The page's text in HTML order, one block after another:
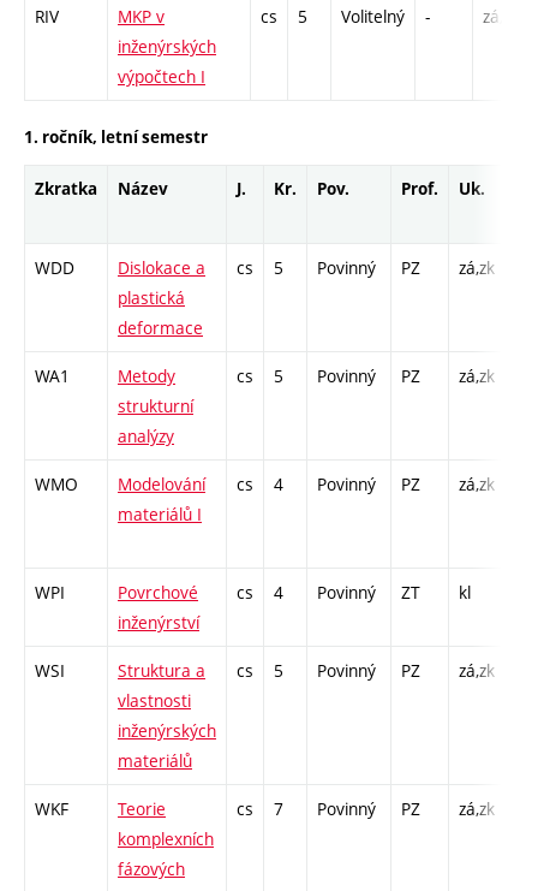
RIV
MKP v
inženýrských
výpočtech I
cs 5 Volitelný - zá,zk
1. ročník, letní semestr
Zkratka Název J. Kr. Pov. Prof. Uk.
WDD
Dislokace a
plastická
deformace
cs 5 Povinný PZ zá,zk
WA1
Metody
strukturní
analýzy
cs 5 Povinný PZ zá,zk
WMO
Modelování
materiálů I
cs 4 Povinný PZ zá,zk
WPI
Povrchové
inženýrství
cs 4 Povinný ZT kl
WSI
Struktura a
vlastnosti
inženýrských
materiálů
cs 5 Povinný PZ zá,zk
WKF
Teorie
komplexních
fázových
cs 7 Povinný PZ zá,zk